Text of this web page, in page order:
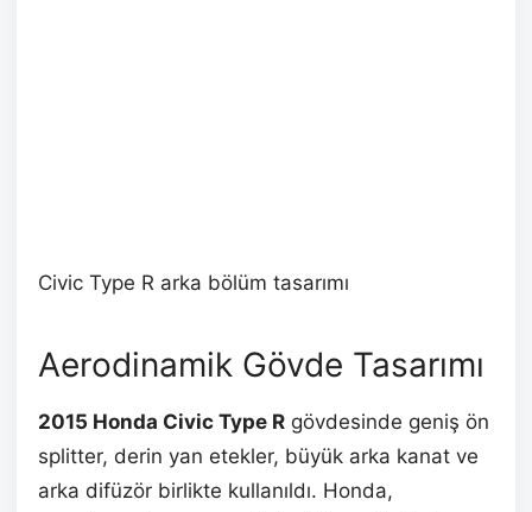
Civic Type R arka bölüm tasarımı
Aerodinamik Gövde Tasarımı
2015 Honda Civic Type R gövdesinde geniş ön
splitter, derin yan etekler, büyük arka kanat ve
arka difüzör birlikte kullanıldı. Honda,